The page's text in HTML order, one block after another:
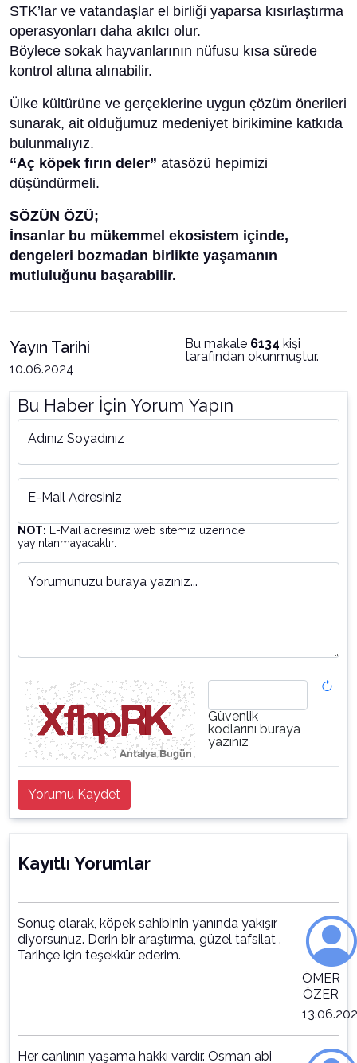
STK’lar ve vatandaşlar el birliği yaparsa kısırlaştırma
operasyonları daha akılcı olur.
Böylece sokak hayvanlarının nüfusu kısa sürede
kontrol altına alınabilir.
Ülke kültürüne ve gerçeklerine uygun çözüm önerileri
sunarak, ait olduğumuz medeniyet birikimine katkıda
bulunmalıyız.
“Aç köpek fırın deler” atasözü hepimizi
düşündürmeli.
SÖZÜN ÖZÜ;
İnsanlar bu mükemmel ekosistem içinde,
dengeleri bozmadan birlikte yaşamanın
mutluluğunu başarabilir.
Yayın Tarihi
10.06.2024
Bu makale 6134 kişi
tarafından okunmuştur.
Bu Haber İçin Yorum Yapın
Adınız Soyadınız
E-Mail Adresiniz
NOT: E-Mail adresiniz web sitemiz üzerinde
yayınlanmayacaktır.
Yorumunuzu buraya yazınız...
Güvenlik
kodlarını buraya
yazınız
Yorumu Kaydet
Kayıtlı Yorumlar
Sonuç olarak, köpek sahibinin yanında yakışır
diyorsunuz. Derin bir araştırma, güzel tafsilat .
Tarihçe için teşekkür ederim.
ÖMER
ÖZER
Her canlının yaşama hakkı vardır. Osman abi